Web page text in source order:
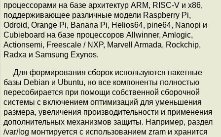
процессорами на базе архитектур ARM, RISC-V и x86,
поддерживающее различные модели Raspberry Pi,
Odroid, Orange Pi, Banana Pi, Helios64, pine64, Nanopi и
Cubieboard на базе процессоров Allwinner, Amlogic,
Actionsemi, Freescale / NXP, Marvell Armada, Rockchip,
Radxa и Samsung Exynos.
Для формирования сборок используются пакетные
базы Debian и Ubuntu, но все компоненты полностью
пересобирается при помощи собственной сборочной
системы с включением оптимизаций для уменьшения
размера, увеличения производительности и применения
дополнительных механизмов защиты. Например, раздел
/var/log монтируется с использованием zram и хранится